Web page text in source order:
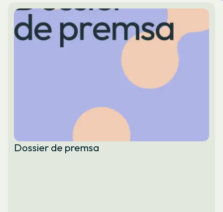
Dossier de premsa